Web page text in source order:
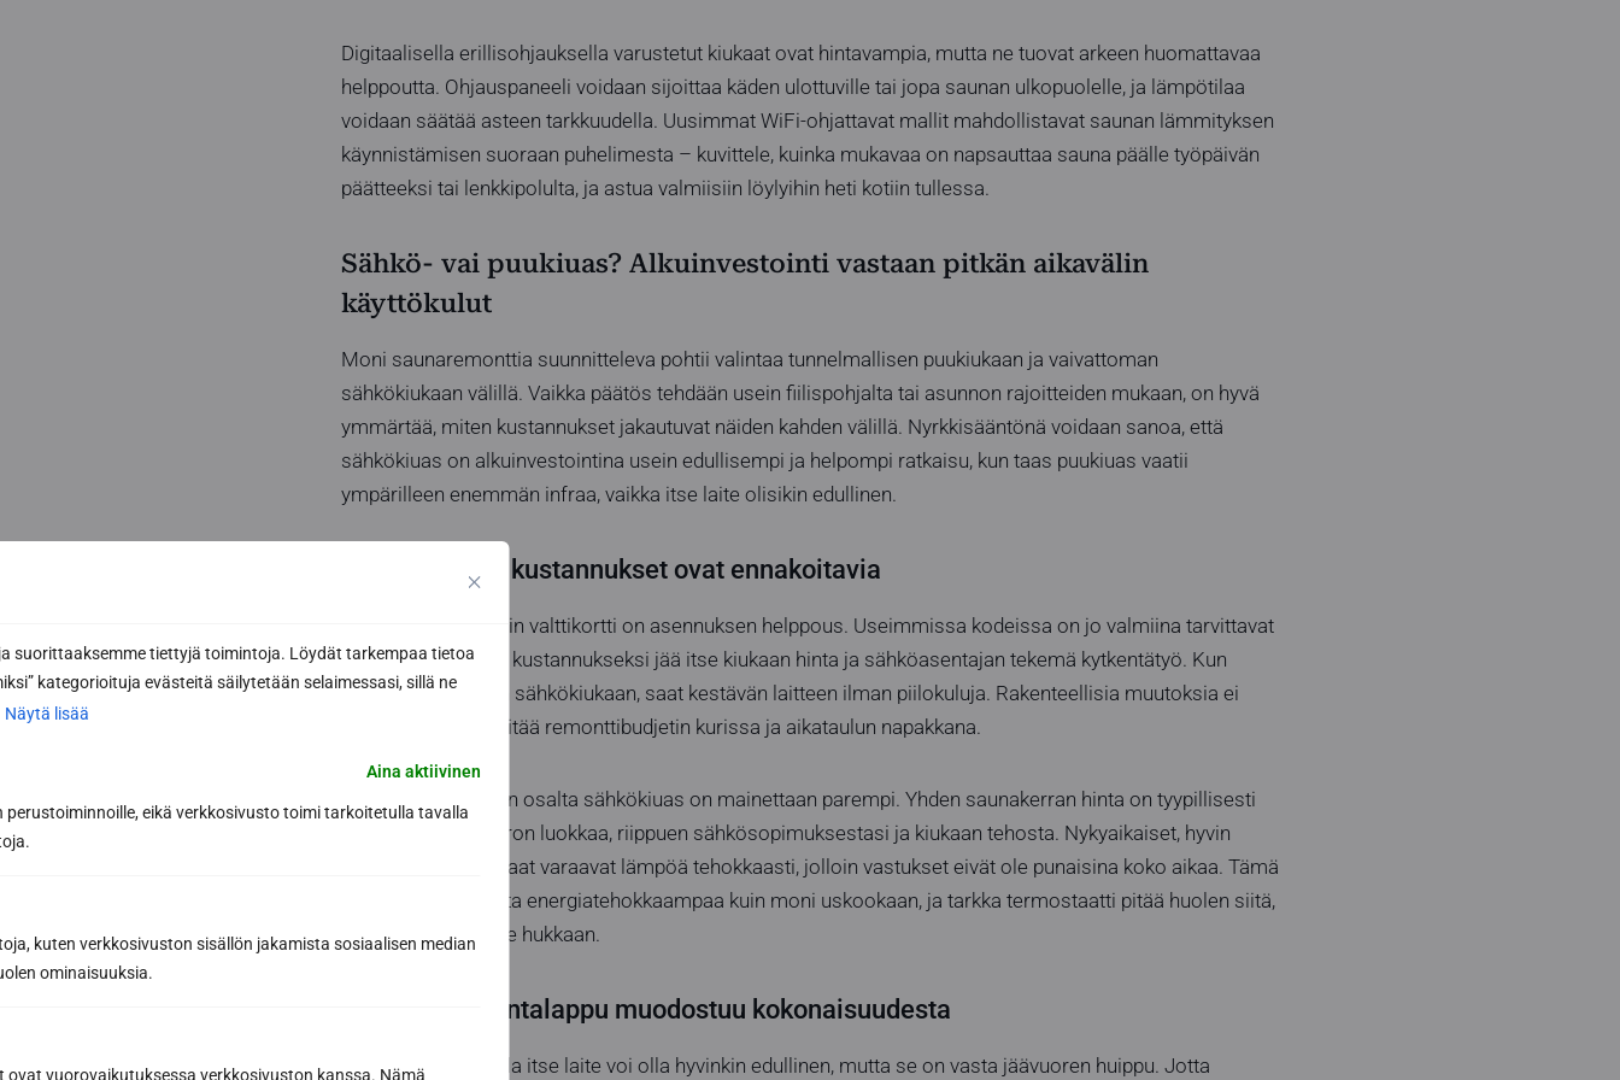
suorittaaksemme tiettyjä toimintoja. Löydät tarkempaa tietoa
kategorioituja evästeitä säilytetään selaimessasi, sillä ne
Näytä lisää
Aina aktiivinen
eikä verkkosivusto toimi tarkoitetulla tavalla
kuten verkkosivuston sisällön jakamista sosiaalisen median
ominaisuuksia.
vuorovaikutuksessa verkkosivuston kanssa. Nämä
Digitaalisella erillisohjauksella varustetut kiukaat ovat hintavampia, mutta ne tuovat arkeen huomattavaa
helppoutta. Ohjauspaneeli voidaan sijoittaa käden ulottuville tai jopa saunan ulkopuolelle, ja lämpötilaa
voidaan säätää asteen tarkkuudella. Uusimmat WiFi-ohjattavat mallit mahdollistavat saunan lämmityksen
käynnistämisen suoraan puhelimesta – kuvittele, kuinka mukavaa on napsauttaa sauna päälle työpäivän
päätteeksi tai lenkkipolulta, ja astua valmiisiin löylyihin heti kotiin tullessa.
Sähkö- vai puukiuas? Alkuinvestointi vastaan pitkän aikavälin
käyttökulut
Moni saunaremonttia suunnitteleva pohtii valintaa tunnelmallisen puukiukaan ja vaivattoman
sähkökiukaan välillä. Vaikka päätös tehdään usein fiilispohjalta tai asunnon rajoitteiden mukaan, on hyvä
ymmärtää, miten kustannukset jakautuvat näiden kahden välillä. Nyrkkisääntönä voidaan sanoa, että
sähkökiuas on alkuinvestointina usein edullisempi ja helpompi ratkaisu, kun taas puukiuas vaatii
ympärilleen enemmän infraa, vaikka itse laite olisikin edullinen.
Sähkökiukaan kustannukset ovat ennakoitavia
Sähkökiukaan suurin valttikortti on asennuksen helppous. Useimmissa kodeissa on jo valmiina tarvittavat
sähkövedot, jolloin kustannukseksi jää itse kiukaan hinta ja sähköasentajan tekemä kytkentätyö. Kun
valitset laadukkaan sähkökiukaan, saat kestävän laitteen ilman piilokuluja. Rakenteellisia muutoksia ei
juuri tarvita, mikä pitää remonttibudjetin kurissa ja aikataulun napakkana.
Käyttökustannusten osalta sähkökiuas on mainettaan parempi. Yhden saunakerran hinta on tyypillisesti
vain muutaman euron luokkaa, riippuen sähkösopimuksestasi ja kiukaan tehosta. Nykyaikaiset, hyvin
eristetyt sähkökiukaat varaavat lämpöä tehokkaasti, jolloin vastukset eivät ole punaisina koko aikaa. Tämä
tekee saunomisesta energiatehokkaampaa kuin moni uskookaan, ja tarkka termostaatti pitää huolen siitä,
ettei energiaa mene hukkaan.
Puukiukaan hintalappu muodostuu kokonaisuudesta
Puukiukaan kohdalla itse laite voi olla hyvinkin edullinen, mutta se on vasta jäävuoren huippu. Jotta